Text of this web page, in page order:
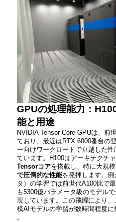
GPUの処理能力：
能と用途
NVIDIA Tensor Core GPUは、前
ており、最近はRTX 6000番台の
ー向けワークロードで卓越した
ています。H100はアーキテクチ
Tensorコアを搭載し、特に大規
で圧倒的な性能を発揮します。例
タ）の学習では前世代A100比で
も5300億パラメータ級のモデル
現しています​。この飛躍により
模AIモデルの学習が数時間程度
。